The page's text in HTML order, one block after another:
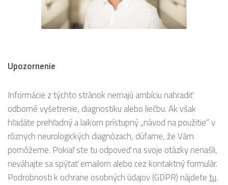
Upozornenie
Informácie z týchto stránok nemajú ambíciu nahradiť
odborné vyšetrenie, diagnostiku alebo liečbu. Ak však
hľadáte prehľadný a laikom prístupný „návod na použitie“ v
rôznych neurologických diagnózach, dúfame, že Vám
pomôžeme. Pokiaľ ste tu odpoveď na svoje otázky nenašli,
neváhajte sa spýtať emailom alebo cez kontaktný formulár.
Podrobnosti k ochrane osobných údajov (GDPR) nájdetetu.